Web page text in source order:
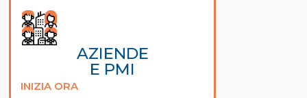
AZIENDE
E PMI
INIZIA ORA